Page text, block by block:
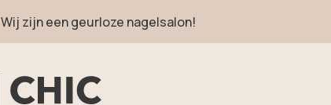
Wij zijn een geurloze nagelsalon!